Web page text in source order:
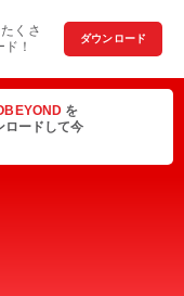
くさ
！
ダウンロード
を
ロードして今